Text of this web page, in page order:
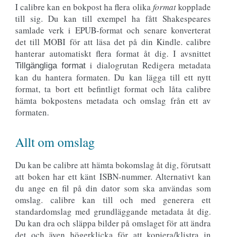
I calibre kan en bokpost ha flera olika formatkopplade
till sig. Du kan till exempel ha fått Shakespeares
samlade verk i EPUB-format och senare konverterat
det till MOBI för att läsa det på din Kindle. calibre
hanterar automatiskt flera format åt dig. I avsnittet
Tillgängliga format i dialogrutan Redigera metadata
kan du hantera formaten. Du kan lägga till ett nytt
format, ta bort ett befintligt format och låta calibre
hämta bokpostens metadata och omslag från ett av
formaten.
Allt om omslag
Du kan be calibre att hämta bokomslag åt dig, förutsatt
att boken har ett känt ISBN-nummer. Alternativt kan
du ange en fil på din dator som ska användas som
omslag. calibre kan till och med generera ett
standardomslag med grundläggande metadata åt dig.
Du kan dra och släppa bilder på omslaget för att ändra
det och även högerklicka för att kopiera/klistra in